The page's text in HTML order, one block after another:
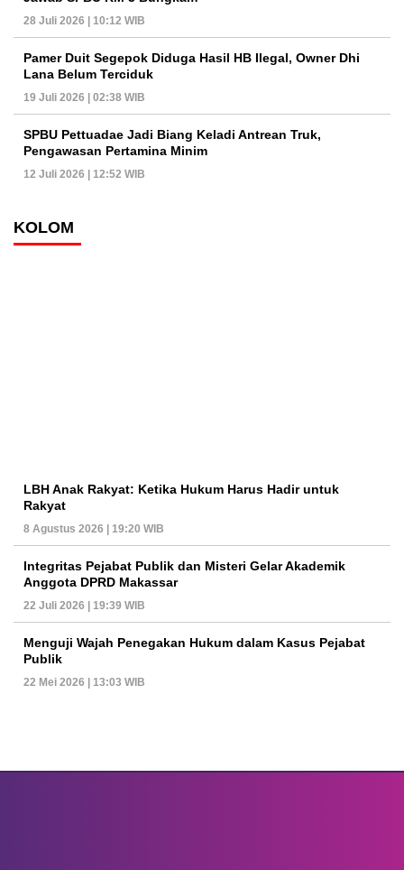
28 Juli 2026 | 10:12 WIB
Pamer Duit Segepok Diduga Hasil HB Ilegal, Owner Dhi
Lana Belum Terciduk
19 Juli 2026 | 02:38 WIB
SPBU Pettuadae Jadi Biang Keladi Antrean Truk,
Pengawasan Pertamina Minim
12 Juli 2026 | 12:52 WIB
KOLOM
LBH Anak Rakyat: Ketika Hukum Harus Hadir untuk
Rakyat
8 Agustus 2026 | 19:20 WIB
Integritas Pejabat Publik dan Misteri Gelar Akademik
Anggota DPRD Makassar
22 Juli 2026 | 19:39 WIB
Menguji Wajah Penegakan Hukum dalam Kasus Pejabat
Publik
22 Mei 2026 | 13:03 WIB